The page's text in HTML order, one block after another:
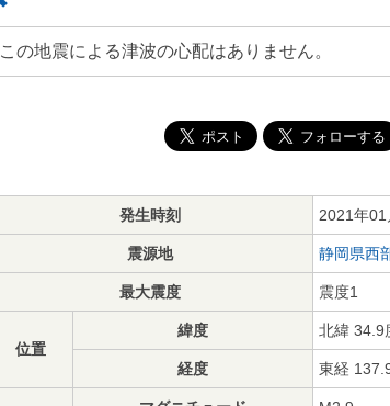
この地震による津波の心配はありません。
発生時刻 2021年
震源地 静岡県西
最大震度 震度1
位置
緯度 北緯 34.9
経度 東経